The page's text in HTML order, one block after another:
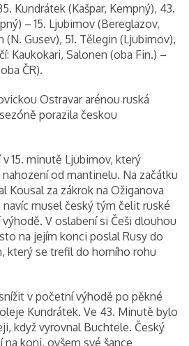
Kundrátek (Kašpar, Kempný), 43.
– 15. Ljubimov (Bereglazov,
Gusev), 51. Tělegin (Ljubimov),
Kaukokari, Salonen (oba Fin.) –
ČR).
Ostravar arénou ruská
porazila českou
15. minutě Ljubimov, který
od mantinelu. Na začátku
Kousal za zákrok na Ožiganova
musel český tým čelit ruské
V oslabení si Češi dlouhou
na jejím konci poslal Rusy do
který se trefil do horního rohu
v početní výhodě po pěkné
Kundrátek. Ve 43. Minutě bylo
když vyrovnal Buchtele. Český
koni, ovšem své šance